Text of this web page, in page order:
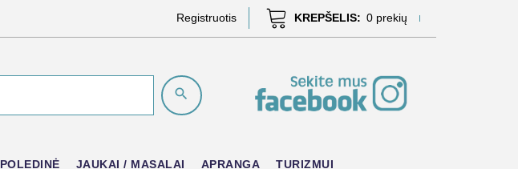
Registruotis KREPŠELIS: 0 prekių
POLEDINĖ JAUKAI / MASALAI APRANGA TURIZMUI